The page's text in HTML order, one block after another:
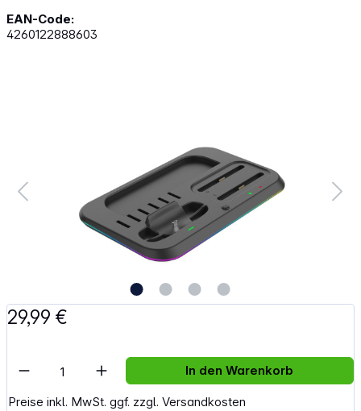
EAN-Code:
4260122888603
29,99 €
Preise inkl. MwSt. ggf. zzgl. Versandkosten
Artikel Anzahl: Gib den gewünschten
In den Warenkorb